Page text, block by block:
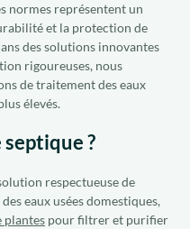
normes représentent un
et la protection de
des solutions innovantes
rigoureuses, nous
de traitement des eaux
élevés.
?
respectueuse de
eaux usées domestiques,
plantes pour filtrer et purifier